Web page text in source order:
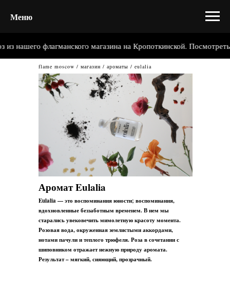
Меню
нашего флагманского магазина на Кропоткинской. Посмотреть
Аромат Eulalia
Eulalia — это воспоминания юности; воспоминания,
вдохновленные беззаботным временем. В нем мы
старались увековечить мимолетную красоту момента.
Розовая вода, окруженная землистыми аккордами,
нотами пачули и теплого трюфеля. Роза в сочетании с
шиповником отражает нежную природу аромата.
Результат – мягкий, сияющий, прозрачный.
flame moscow / магазин / ароматы / eulalia